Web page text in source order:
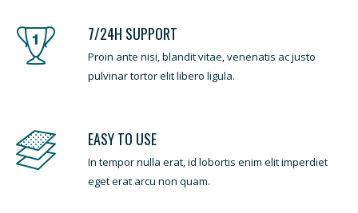
7/24H SUPPORT
Proin ante nisi, blandit vitae, venenatis ac justo
pulvinar tortor elit libero ligula.
EASY TO USE
In tempor nulla erat, id lobortis enim elit imperdiet
eget erat arcu non quam.